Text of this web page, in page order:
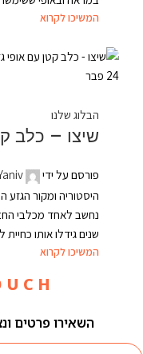
המשיכו לקרוא
24 פבר
הבלוג שלנו
שיצו – כלב
פורסם על ידי
היסטוריה ומקור הגזע
נחשב לאחד מכלבי
שנים גידלו אותו כחיית
המשיכו לקרוא
C H
השאירו פרטים